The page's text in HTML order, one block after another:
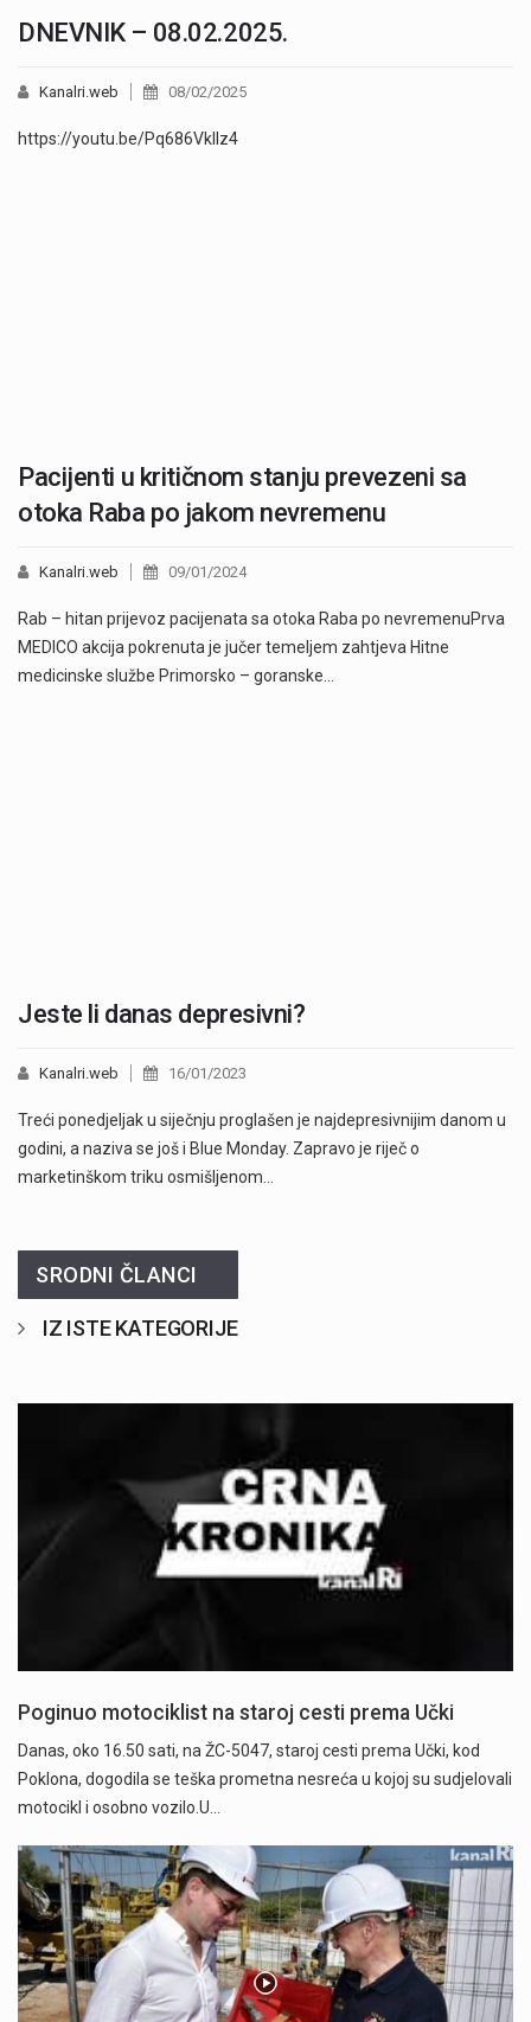
DNEVNIK – 08.02.2025.
Kanalri.web 08/02/2025
https://youtu.be/Pq686VklIz4
Pacijenti u kritičnom stanju prevezeni sa
otoka Raba po jakom nevremenu
Kanalri.web 09/01/2024
Rab – hitan prijevoz pacijenata sa otoka Raba po nevremenuPrva
MEDICO akcija pokrenuta je jučer temeljem zahtjeva Hitne
medicinske službe Primorsko – goranske…
Jeste li danas depresivni?
Kanalri.web 16/01/2023
Treći ponedjeljak u siječnju proglašen je najdepresivnijim danom u
godini, a naziva se još i Blue Monday. Zapravo je riječ o
marketinškom triku osmišljenom…
SRODNI ČLANCI
IZ ISTE KATEGORIJE
Poginuo motociklist na staroj cesti prema Učki
Danas, oko 16.50 sati, na ŽC-5047, staroj cesti prema Učki, kod
Poklona, dogodila se teška prometna nesreća u kojoj su sudjelovali
motocikl i osobno vozilo.U…